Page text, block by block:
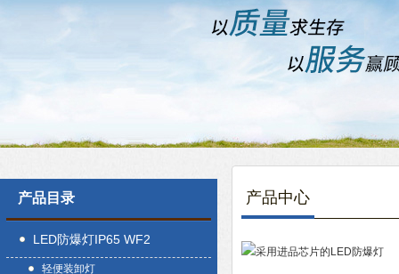
产品目录
LED防爆灯IP65 WF2
轻便装卸灯
产品中心